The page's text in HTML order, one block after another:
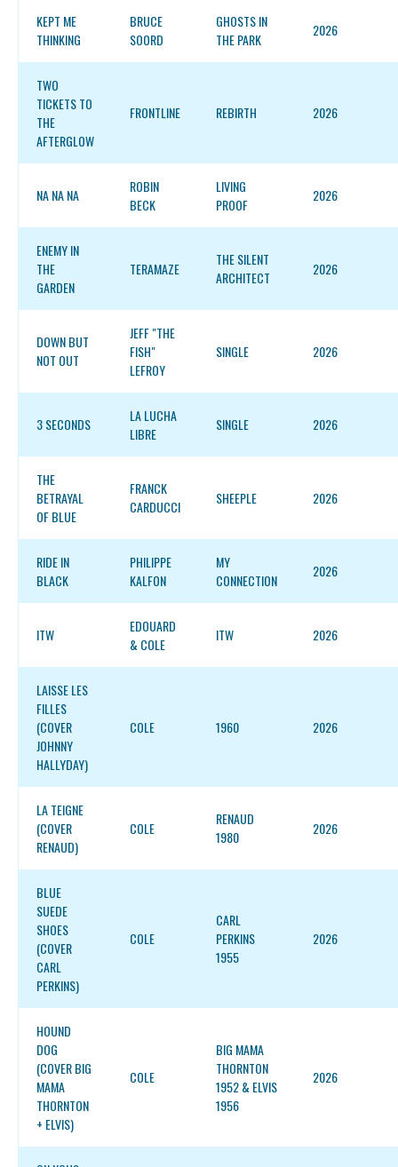
KEPT ME
THINKING
BRUCE
SOORD
GHOSTS IN
THE PARK
2026
TWO
TICKETS TO
THE
AFTERGLOW
FRONTLINE REBIRTH 2026
NA NA NA
ROBIN
BECK
LIVING
PROOF
2026
ENEMY IN
THE
GARDEN
TERAMAZE
THE SILENT
ARCHITECT
2026
DOWN BUT
NOT OUT
JEFF "THE
FISH"
LEFROY
SINGLE 2026
3 SECONDS
LA LUCHA
LIBRE
SINGLE 2026
THE
BETRAYAL
OF BLUE
FRANCK
CARDUCCI
SHEEPLE 2026
RIDE IN
BLACK
PHILIPPE
KALFON
MY
CONNECTION
2026
ITW
EDOUARD
& COLE
ITW 2026
LAISSE LES
FILLES
(COVER
JOHNNY
HALLYDAY)
COLE 1960 2026
LA TEIGNE
(COVER
RENAUD)
COLE
RENAUD
1980
2026
BLUE
SUEDE
SHOES
(COVER
CARL
PERKINS)
COLE
CARL
PERKINS
1955
2026
HOUND
DOG
(COVER BIG
MAMA
THORNTON
+ ELVIS)
COLE
BIG MAMA
THORNTON
1952 & ELVIS
1956
2026